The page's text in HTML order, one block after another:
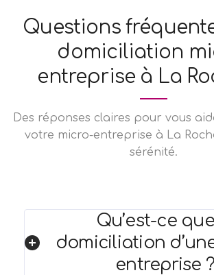
Questions
domiciliation
entreprise à La
Des réponses claires pour vous
votre micro-entreprise à La
sérénité.
Qu’est-ce
domiciliation
entreprise ?